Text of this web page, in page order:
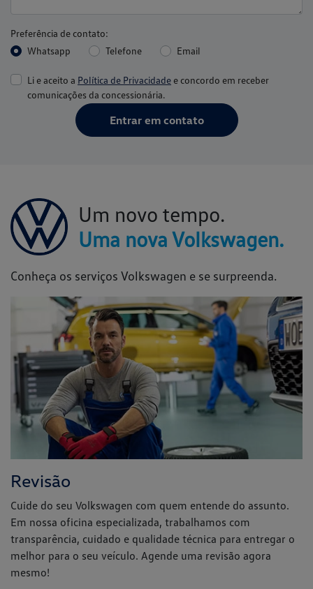
Preferência de contato:
Whatsapp
Telefone Email
Li e aceito a Política de Privacidadee concordo em receber
comunicações da concessionária.
Entrar em contato
Um novo tempo.
Uma nova Volkswagen.
Conheça os serviços Volkswagen e se surpreenda.
Revisão
Cuide do seu Volkswagen com quem entende do assunto.
Em nossa oficina especializada, trabalhamos com
transparência, cuidado e qualidade técnica para entregar o
melhor para o seu veículo. Agende uma revisão agora
mesmo!